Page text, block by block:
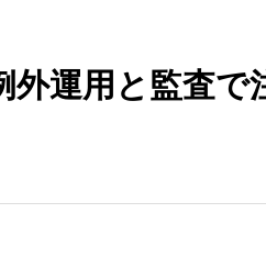
キャッシュフロー
を依頼する前の準
外運用と監査で